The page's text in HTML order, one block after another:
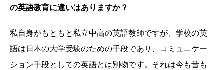
の英語教育に違いはありますか？
私自身がもともと私立中高の英語教師ですが、学校の英
語は日本の大学受験のための手段であり、コミュニケー
ション手段としての英語とは別物です。それは今も昔も